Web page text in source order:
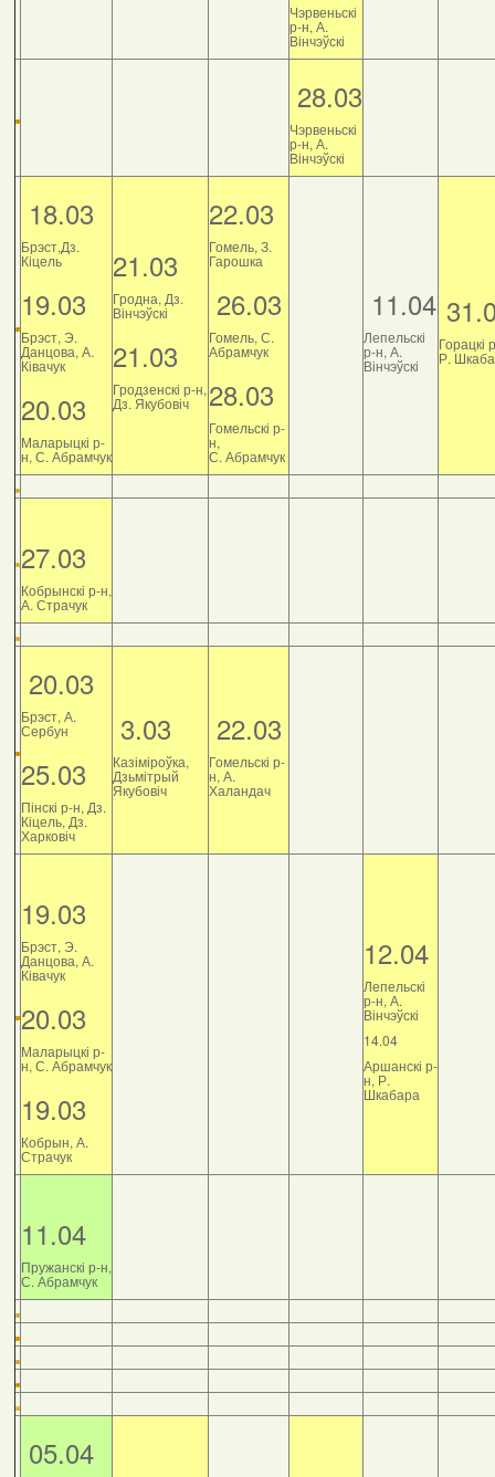
Чэрвеньскі
р-н, А.
Вінчэўскі
28.03
Чэрвеньскі
р-н, А.
Вінчэўскі
18.03
Брэст,Дз.
Кіцель
19.03
Брэст, Э.
Данцова, А.
Ківачук
20.03
Маларыцкі р-
н, С. Абрамчук
21.03
Гродна, Дз.
Вінчэўскі
21.03
Гродзенскі р-н,
Дз. Якубовіч
22.03
Гомель, З.
Гарошка
26.03
Гомель, С.
Абрамчук
28.03
Гомельскі р-
н,
С. Абрамчук
11.04
Лепельскі
р-н, А.
Вінчэўскі
Горацкі
Р.
27.03
Кобрынскі р-н,
А. Страчук
20.03
Брэст, А.
Сербун
25.03
Пінскі р-н, Дз.
Кіцель, Дз.
Харковіч
3.03
Казіміроўка,
Дзьмітрый
Якубовіч
22.03
Гомельскі р-
н, А.
Халандач
19.03
Брэст, Э.
Данцова, А.
Ківачук
20.03
Маларыцкі р-
н, С. Абрамчук
19.03
Кобрын, А.
Страчук
12.04
Лепельскі
р-н, А.
Вінчэўскі
14.04
Аршанскі р-
н, Р.
Шкабара
11.04
Пружанскі р-н,
С. Абрамчук
05.04